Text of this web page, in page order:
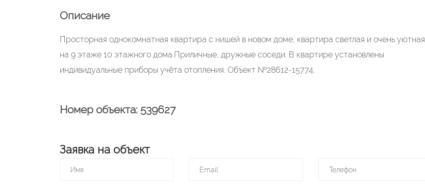
Описание
Просторная однокомнатная квартира с нишей в новом доме, квартира светлая и очень уютная
на 9 этаже 10 этажного дома.Приличные, дружные соседи. В квартире установлены
индивидуальные приборы учёта отопления. Объект №28612-15774.
Номер объекта: 539627
Заявка на объект